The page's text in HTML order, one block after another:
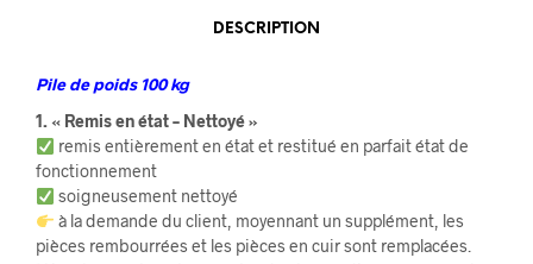
DESCRIPTION
Pile de poids 100 kg
1. « Remis en état – Nettoyé »
remis entièrement en état et restitué en parfait état de
fonctionnement
soigneusement nettoyé
à la demande du client, moyennant un supplément, les
pièces rembourrées et les pièces en cuir sont remplacées.